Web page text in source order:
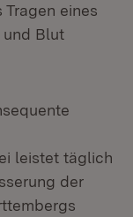
eines
und Blut
leistet täglich
der